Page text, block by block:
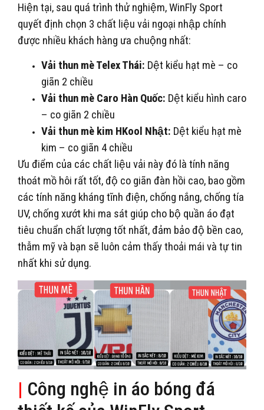
Hiện tại, sau quá trình thử nghiệm, WinFly Sport
quyết định chọn 3 chất liệu vải ngoại nhập chính
được nhiều khách hàng ưa chuộng nhất:
Vải thun mè Telex Thái: Dệt kiểu hạt mè – co
giãn 2 chiều
Vải thun mè Caro Hàn Quốc: Dệt kiểu hình caro
– co giãn 2 chiều
Vải thun mè kim HKool Nhật: Dệt kiểu hạt mè
kim – co giãn 4 chiều
Ưu điểm của các chất liệu vải này đó là tính năng
thoát mồ hôi rất tốt, độ co giãn đàn hồi cao, bao gồm
các tính năng kháng tĩnh điện, chống nắng, chống tía
UV, chống xướt khi ma sát giúp cho bộ quần áo đạt
tiêu chuẩn chất lượng tốt nhất, đảm bảo độ bền cao,
thẫm mỹ và bạn sẽ luôn cảm thấy thoải mái và tự tin
nhất khi sử dụng.
| Công nghệ in áo bóng đá